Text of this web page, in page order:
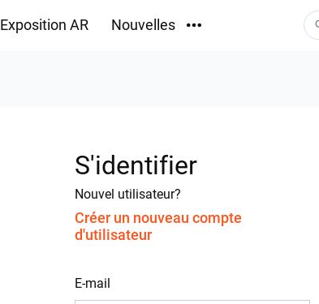
Exposition AR Nouvelles
S'identifier
Nouvel utilisateur?
Créer un nouveau compte
d'utilisateur
E-mail